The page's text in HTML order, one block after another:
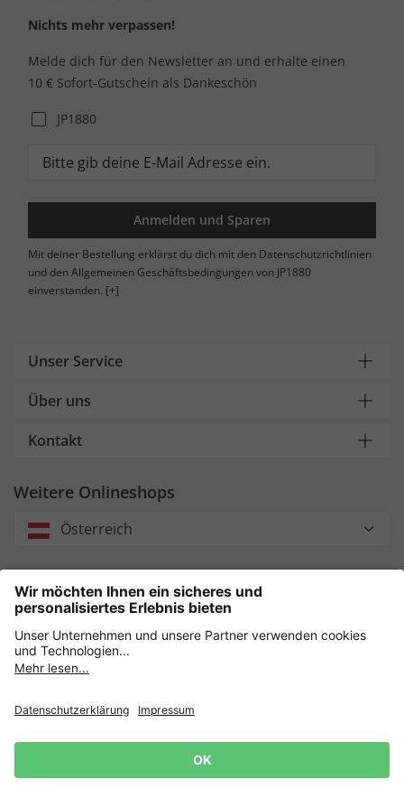
Nichts mehr verpassen!
Melde dich für den Newsletter an und erhalte einen
10 € Sofort-Gutschein als Dankeschön
JP1880
Anmelden und Sparen
Mit deiner Bestellung erklärst du dich mit den Datenschutzrichtlinien
und den Allgemeinen Geschäftsbedingungen von JP1880
einverstanden. [+]
Unser Service
Über uns
Kontakt
Weitere Onlineshops
Österreich
Unsere Zahlungsarten
Sicher einkaufen mit
Datenschutz AGB Impressum Widerruf erklären